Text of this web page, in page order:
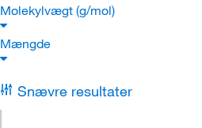
Molekylvægt (g/mol)
Mængde
Snævre resultater